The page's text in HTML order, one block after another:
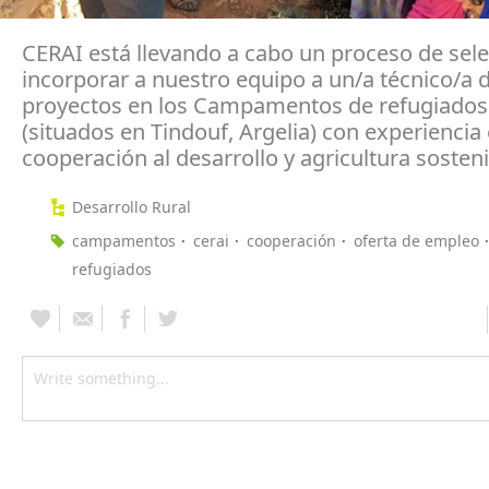
CERAI está llevando a cabo un proceso de
incorporar a nuestro equipo a un/a técnico/a
proyectos en los Campamentos de
(situados en Tindouf, Argelia) con experiencia
cooperación al desarrollo y agricultura
Desarrollo Rural
campamentos
cerai cooperación
oferta de empleo
refugiados